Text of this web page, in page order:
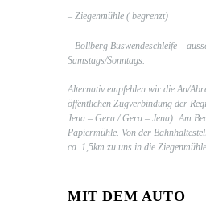
– Ziegenmühle ( begrenzt)
– Bollberg Buswendeschleife –
Samstags/Sonntags.
Alternativ empfehlen wir die An/
öffentlichen Zugverbindung der
Jena – Gera / Gera – Jena): Am
Papiermühle. Von der
ca. 1,5km zu uns in die
MIT DEM AUTO